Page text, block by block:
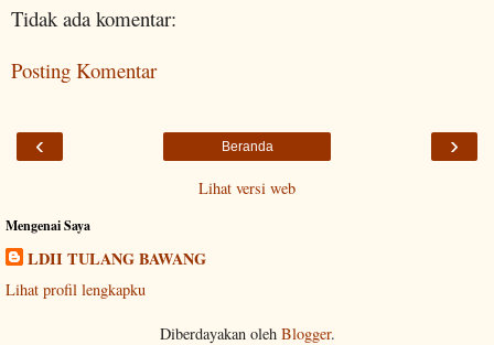
Tidak ada komentar:
Posting Komentar
‹ ›
Beranda
Lihat versi web
Mengenai Saya
LDII TULANG BAWANG
Lihat profil lengkapku
Diberdayakan oleh Blogger.